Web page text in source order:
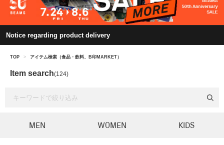
Notice regarding product delivery
TOP > アイテム検索（食品・飲料、B印MARKET）
Item search(124)
MEN WOMEN KIDS